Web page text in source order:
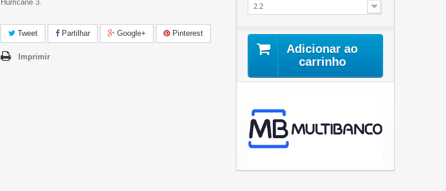
Hurricane 3.
Tweet Partilhar Google+ Pinterest
Imprimir
2.2
Adicionar ao
carrinho